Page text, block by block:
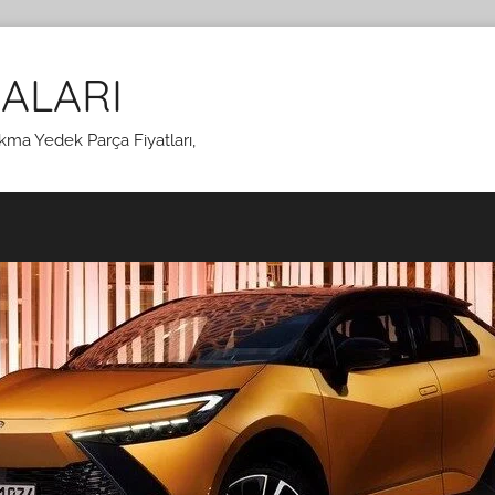
Yedek Parça Fiyatları,